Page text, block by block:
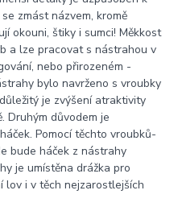
zmást názvem, kromě
okouni, štiky i sumci! Měkkost
a lze pracovat s nástrahou v
nebo přirozeném -
bylo navrženo s vroubky
je zvýšení atraktivity
Druhým důvodem je
Pomocí těchto vroubků-
bude háček z nástrahy
je umístěna drážka pro
lov i v těch nejzarostlejších